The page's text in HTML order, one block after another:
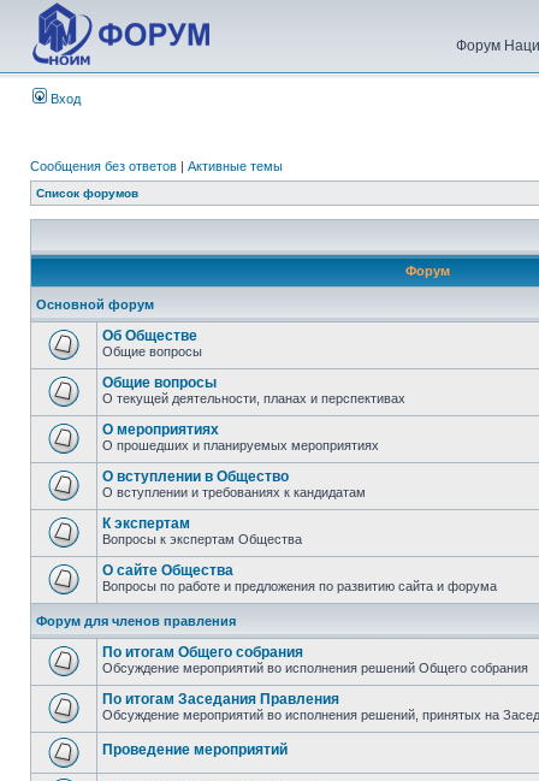
Форум
Вход
Сообщения без ответов | Активные темы
Список форумов
Форум
Основной форум
Об Обществе
Общие вопросы
Общие вопросы
О текущей деятельности, планах и перспективах
О мероприятиях
О прошедших и планируемых мероприятиях
О вступлении в Общество
О вступлении и требованиях к кандидатам
К экспертам
Вопросы к экспертам Общества
О сайте Общества
Вопросы по работе и предложения по развитию сайта и форума
Форум для членов правления
По итогам Общего собрания
Обсуждение мероприятий во исполнения решений Общего собрания
По итогам Заседания Правления
Обсуждение мероприятий во исполнения решений, принятых на
Проведение мероприятий